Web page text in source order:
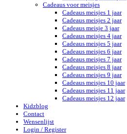
Cadeaus voor meisjes
Cadeaus meisjes 1 jaar
Cadeaus meisjes 2 jaar
Cadeaus meisje 3 jaar
Cadeaus meisjes 4 jaar
Cadeaus meisjes 5 jaar
Cadeaus meisjes 6 jaar
Cadeaus meisjes 7 jaar
Cadeaus meisjes 8 jaar
Cadeaus meisjes 9 jaar
Cadeaus meisjes 10 jaar
Cadeaus meisjes 11 jaar
Cadeaus meisjes 12 jaar
Kidzblog
Contact
Wensenlijst
Login / Register